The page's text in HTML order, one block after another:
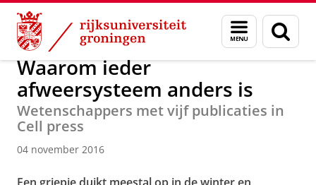
Skip
Content
Skip
Navigation
Menu
en
zoeken
Over ons Actueel Nieuws
Waarom ieder
afweersysteem anders is
Wetenschappers met vijf publicaties in
Cell press
04 november 2016